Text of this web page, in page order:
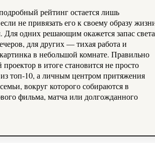
рейтинг остается лишь
не привязать его к своему образу
одних решающим окажется запас света
для других — тихая работа и
в небольшой комнате. Правильно
в итоге становится не просто
топ‑10, а личным центром притяжения
вокруг которого собираются в
фильма, матча или долгожданного